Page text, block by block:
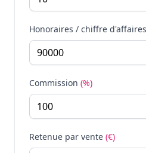
Honoraires / chiffre d'affaires
Commission (%)
Retenue par vente (€)